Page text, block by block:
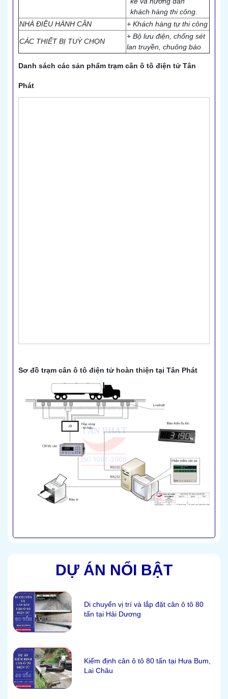
khách hàng thi công.
NHÀ ĐIỀU HÀNH CÂN
+ Khách hàng tự thi công
CÁC THIẾT BỊ TUỲ CHỌN
+ Bộ lưu điện, chống sét
lan truyền, chuông báo
Danh sách các sản phẩm trạm cân ô tô điện tử Tân
Phát
Sơ đồ trạm cân ô tô điện tử hoàn thiện tại Tân Phát
DỰ ÁN NỔI BẬT
Di chuyển vị trí và lắp đặt cân ô tô 80
tấn tại Hải Dương
Kiểm định cân ô tô 80 tấn tại Hưa Bum,
Lai Châu